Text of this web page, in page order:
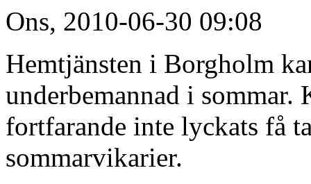
Ons, 2010-06-30 09:08
Hemtjänsten i Borgholm
underbemannad i sommar.
fortfarande inte lyckats få
sommarvikarier.